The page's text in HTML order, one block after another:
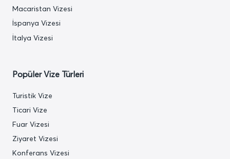
Macaristan Vizesi
İspanya Vizesi
İtalya Vizesi
Popüler Vize Türleri
Turistik Vize
Ticari Vize
Fuar Vizesi
Ziyaret Vizesi
Konferans Vizesi